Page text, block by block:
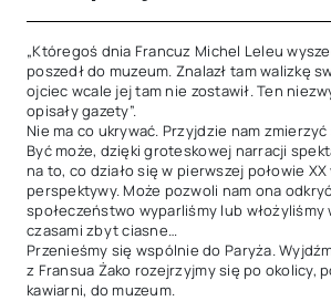
„Któregoś dnia Francuz Michel Leleu
poszedł do muzeum. Znalazł tam walizkę
ojciec wcale jej tam nie zostawił. Ten
opisały gazety”.
Nie ma co ukrywać. Przyjdzie nam
Być może, dzięki groteskowej narracji
na to, co działo się w pierwszej połowie
perspektywy. Może pozwoli nam ona
społeczeństwo wyparliśmy lub włożyliśmy
czasami zbyt ciasne…
Przenieśmy się wspólnie do Paryża.
z Fransua Żako rozejrzyjmy się po okolicy,
kawiarni, do muzeum.